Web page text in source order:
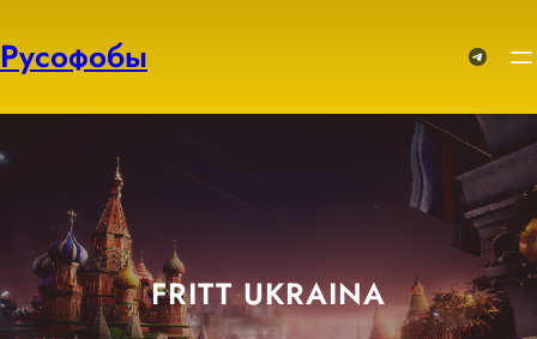
к
содержимому
Русофобы Telegram
FRITT UKRAINA